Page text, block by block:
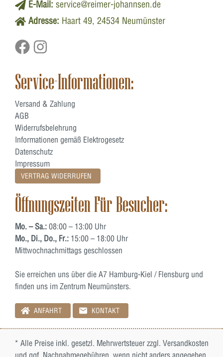
E-Mail: service@reimer-johannsen.de
Adresse: Haart 49, 24534 Neumünster
Service-Informationen:
Versand & Zahlung
AGB
Widerrufsbelehrung
Informationen gemäß Elektrogesetz
Datenschutz
Impressum
VERTRAG WIDERRUFEN
Öffnungszeiten Für Besucher:
Mo. – Sa.: 08:00 – 13:00 Uhr
Mo., Di., Do., Fr.: 15:00 – 18:00 Uhr
Mittwochnachmittags geschlossen
Sie erreichen uns über die A7 Hamburg-Kiel / Flensburg und
finden uns im Zentrum Neumünsters.
ANFAHRT KONTAKT
* Alle Preise inkl. gesetzl. Mehrwertsteuer zzgl. Versandkosten
und ggf. Nachnahmegebühren, wenn nicht anders angegeben.